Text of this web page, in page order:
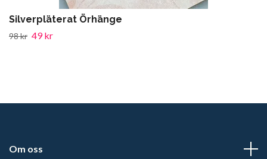
Silverpläterat Örhänge
98 kr 49 kr
Om oss